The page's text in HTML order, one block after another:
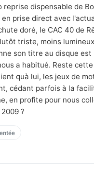
dispensable de
prise direct avec
doré, le CAC 40 de
triste, moins
son titre au disque est
a habitué. Reste
quà lui, les jeux de
cédant parfois à la
en profite pour nous
?